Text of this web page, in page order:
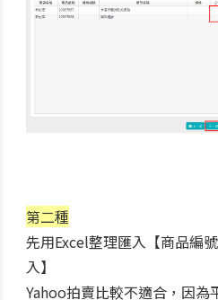
第二種
先用Excel整理匯入 【商品編
入】
Yahoo拍賣比較不適合，因為